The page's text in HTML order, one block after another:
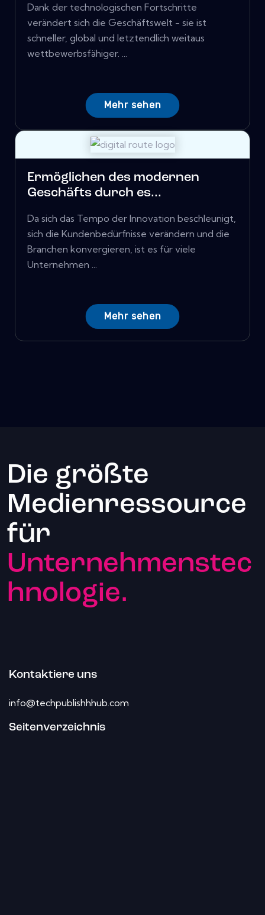
Dank der technologischen Fortschritte
verändert sich die Geschäftswelt - sie ist
schneller, global und letztendlich weitaus
wettbewerbsfähiger. ...
Mehr sehen
Ermöglichen des modernen
Geschäfts durch es...
Da sich das Tempo der Innovation beschleunigt,
sich die Kundenbedürfnisse verändern und die
Branchen konvergieren, ist es für viele
Unternehmen ...
Mehr sehen
Die größte
Medienressource
für
Unternehmenstec
hnologie.
Kontaktiere uns
info@techpublishhhub.com
Seitenverzeichnis